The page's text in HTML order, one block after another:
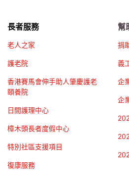
長者服務
老人之家
護老院
香港賽馬會伸手助人肇慶護老
頤養院
日間護理中心
樟木頭長者度假中心
特別社區支援項目
復康服務
幫
捐
義
企
企